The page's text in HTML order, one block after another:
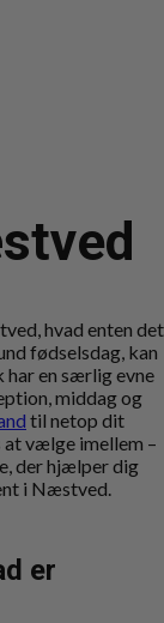
hvad enten det
fødselsdag, kan
har en særlig evne
middag og
til netop dit
at vælge imellem –
der hjælper dig
i Næstved.
er